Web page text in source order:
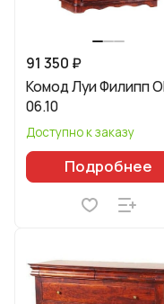
91 350 ₽
Комод Луи Филипп
06.10
Доступно к заказу
Подробнее